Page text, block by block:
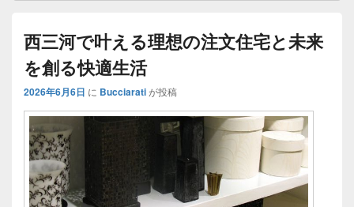
西三河で叶える理想の注文住宅と未来
を創る快適生活
2026年6月6日 に Bucciaratiが投稿